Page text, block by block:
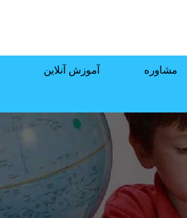
مشاوره آموزش آنلاین